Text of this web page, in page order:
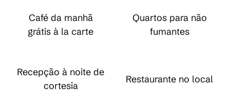
Café da manhã
grátis à la carte
Quartos para não
fumantes
Recepção à noite de
cortesia
Restaurante no local